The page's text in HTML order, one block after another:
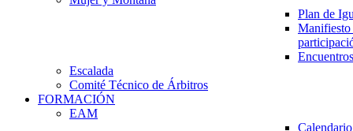
Plan de
Escalada
Comité Técnico de Árbitros
FORMACIÓN
EAM